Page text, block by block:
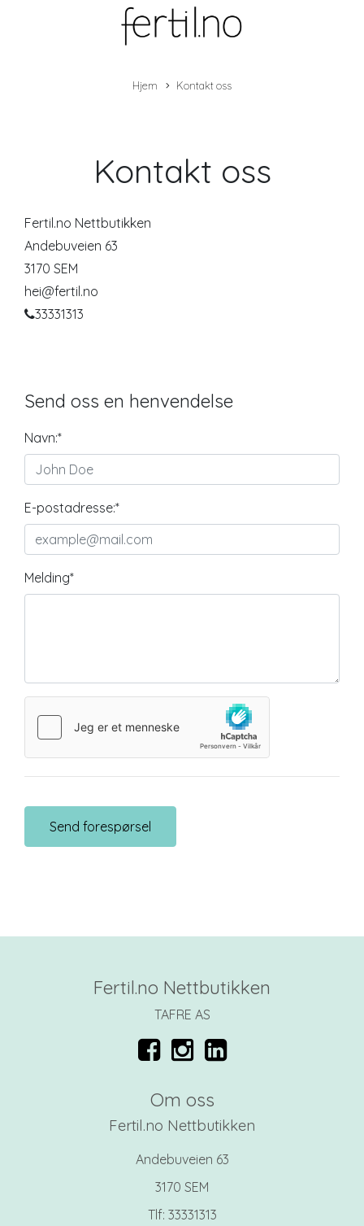
Hjem Kontakt oss
Kontakt oss
Fertil.no Nettbutikken
Andebuveien 63
3170 SEM
hei@fertil.no
33331313
Send oss en henvendelse
Navn:*
E-postadresse:*
Melding*
Fertil.no Nettbutikken
TAFRE AS
Om oss
Fertil.no Nettbutikken
Andebuveien 63
3170 SEM
Tlf: 33331313